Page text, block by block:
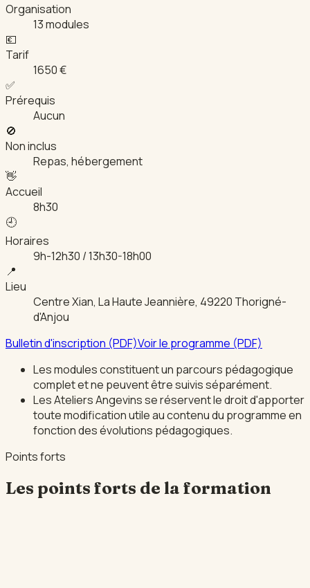
Organisation
13 modules
💶
Tarif
1650 €
✅
Prérequis
Aucun
🚫
Non inclus
Repas, hébergement
👋
Accueil
8h30
🕘
Horaires
9h-12h30 / 13h30-18h00
📍
Lieu
Centre Xian, La Haute Jeannière, 49220 Thorigné-
d'Anjou
Bulletin d'inscription (PDF)Voir le programme (PDF)
Les modules constituent un parcours pédagogique
complet et ne peuvent être suivis séparément.
Les Ateliers Angevins se réservent le droit d'apporter
toute modification utile au contenu du programme en
fonction des évolutions pédagogiques.
Points forts
Les points forts de la formation